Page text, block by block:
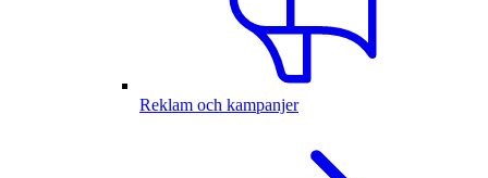
Reklam och kampanjer